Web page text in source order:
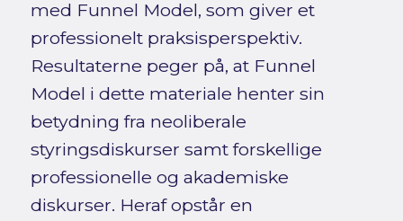
med Funnel Model, som giver et
professionelt praksisperspektiv.
Resultaterne peger på, at Funnel
Model i dette materiale henter sin
betydning fra neoliberale
styringsdiskurser samt forskellige
professionelle og akademiske
diskurser. Heraf opstår en